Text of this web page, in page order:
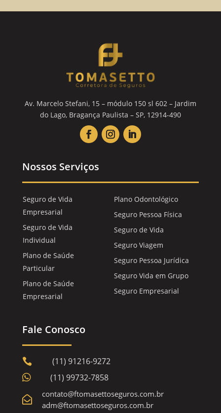
Av. Marcelo Stefani, 15 – módulo 150 sl 602 – Jardim
do Lago, Bragança Paulista – SP, 12914-490
Nossos Serviços
Seguro de Vida
Empresarial
Seguro de Vida
Individual
Plano de Saúde
Particular
Plano de Saúde
Empresarial
Plano Odontológico
Seguro Pessoa Física
Seguro de Vida
Seguro Viagem
Seguro Pessoa Jurídica
Seguro Vida em Grupo
Seguro Empresarial
Fale Conosco
 (11) 91216-9272
 (11) 99732-7858

contato@ftomasettoseguros.com.br
adm@ftomasettoseguros.com.br